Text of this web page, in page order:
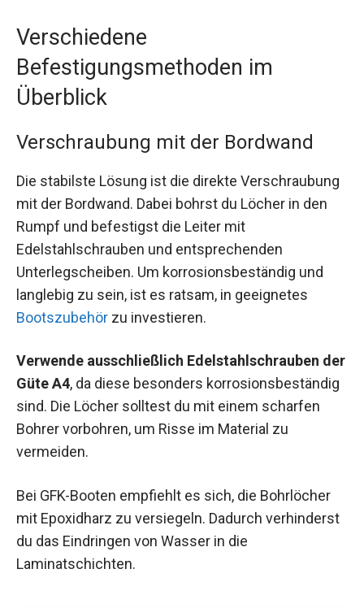
Verschiedene
Befestigungsmethoden im
Überblick
Verschraubung mit der Bordwand
Die stabilste Lösung ist die direkte Verschraubung
mit der Bordwand. Dabei bohrst du Löcher in den
Rumpf und befestigst die Leiter mit
Edelstahlschrauben und entsprechenden
Unterlegscheiben. Um korrosionsbeständig und
langlebig zu sein, ist es ratsam, in geeignetes
Bootszubehör zu investieren.
Verwende ausschließlich Edelstahlschrauben der
Güte A4, da diese besonders korrosionsbeständig
sind. Die Löcher solltest du mit einem scharfen
Bohrer vorbohren, um Risse im Material zu
vermeiden.
Bei GFK-Booten empfiehlt es sich, die Bohrlöcher
mit Epoxidharz zu versiegeln. Dadurch verhinderst
du das Eindringen von Wasser in die
Laminatschichten.